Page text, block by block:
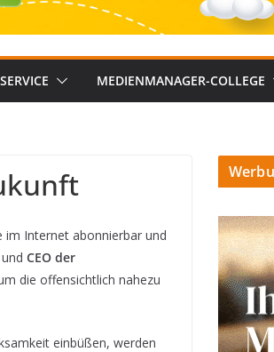
SERVICE MEDIENMANAGER-COLLEGE
im Internet abonnierbar und
CEO der
die offensichtlich nahezu
einbüßen, werden